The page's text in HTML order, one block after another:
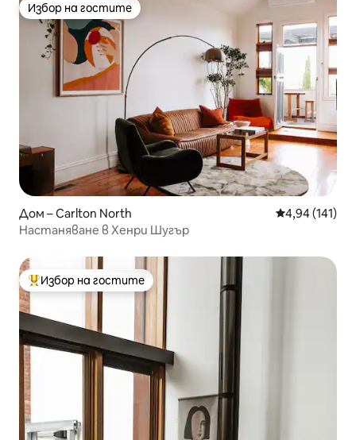
Избор на гостите
Избор на гостите
Дом – Carlton North Средна
4,94 (141)
Настаняване в Хенри Шугър
Най-популярен избор на гостите
Избор на гостите